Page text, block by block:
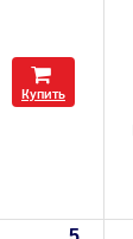
Купить